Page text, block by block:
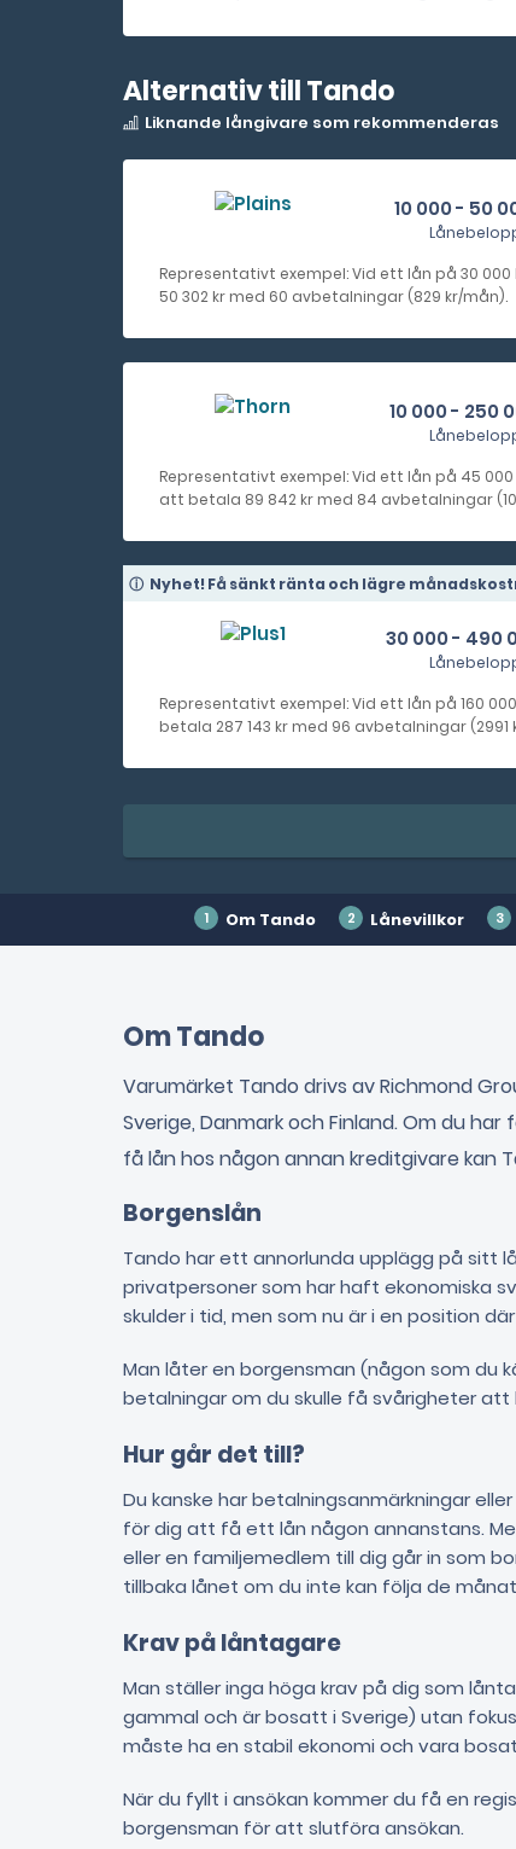
Alternativ till Tando
Liknande långivare som rekommenderas
10 000 - 50
Representativt exempel: Vid ett lån på 30
50 302 kr med 60 avbetalningar (829 kr/mån).
10 000 - 250
Representativt exempel: Vid ett lån på 45
att betala 89 842 kr med 84 avbetalningar
Nyhet! Få sänkt ränta och lägre
30 000 - 490
Representativt exempel: Vid ett lån på 160
betala 287 143 kr med 96 avbetalningar
Om Tando Lånevillkor
Om Tando
Varumärket Tando drivs av Richmond
Sverige, Danmark och Finland. Om du
få lån hos någon annan kreditgivare kan
Borgenslån
Tando har ett annorlunda upplägg på sitt
privatpersoner som har haft ekonomiska
skulder i tid, men som nu är i en position
Man låter en borgensman (någon som du
betalningar om du skulle få svårigheter att
Hur går det till?
Du kanske har betalningsanmärkningar eller
för dig att få ett lån någon annanstans.
eller en familjemedlem till dig går in som
tillbaka lånet om du inte kan följa de
Krav på låntagare
Man ställer inga höga krav på dig som
gammal och är bosatt i Sverige) utan
måste ha en stabil ekonomi och vara
När du fyllt i ansökan kommer du få en
borgensman för att slutföra ansökan.